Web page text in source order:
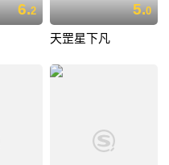
6.2 5.0
天罡星下凡